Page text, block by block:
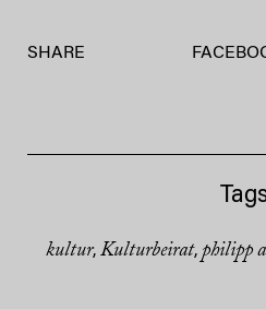
SHARE
kultur, Kulturbeirat, philipp